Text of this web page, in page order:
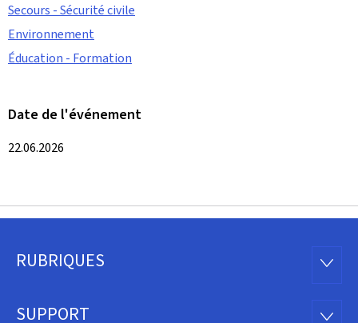
Secours - Sécurité civile
Environnement
Éducation - Formation
Date de l'événement
22.06.2026
Pied
RUBRIQUES
SUPPORT